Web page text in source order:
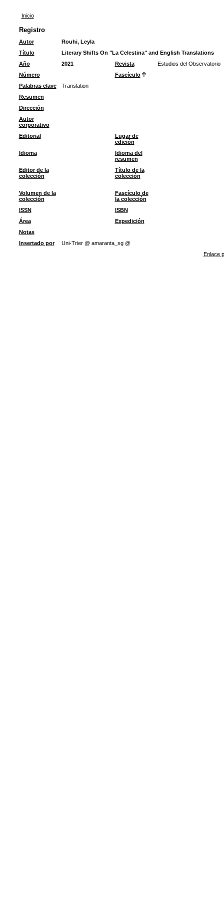
Inicio
Registro
Autor
Rouhi, Leyla
Título
Literary Shifts On "La Celestina" and English Translations
Año
2021 Revista
Estudios del Observatorio
Número
Fascículo
Palabras clave
Translation
Resumen
Dirección
Autor
corporativo
Editorial
Lugar de
edición
Idioma
Idioma del
resumen
Editor de la
colección
Título de la
colección
Volumen de la
colección
Fascículo de
la colección
ISSN
ISBN
Área
Expedición
Notas
Insertado por
Uni-Trier @ amaranta_sg @
Enlace